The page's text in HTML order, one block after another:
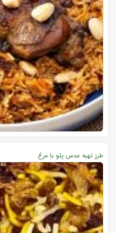
طرز تهیه عدس پلو با مرغ